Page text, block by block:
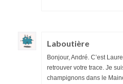
Laboutière
Bonjour, André. C’est
retrouver votre trace. Je
champignons dans le